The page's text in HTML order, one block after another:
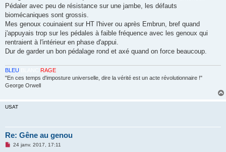
g
n
o
l
u
Pédaler avec peu de résistance sur une jambe, les défauts
biomécaniques sont grossis.
Mes genoux couinaient sur HT l'hiver ou après Embrun, bref quand
j'appuyais trop sur les pédales à faible fréquence avec les genoux qui
rentraient à l'intérieur en phase d'appui.
Dur de garder un bon pédalage rond et axé quand on force beaucoup.
BLEU
RAGE
"En ces temps d'imposture universelle, dire la vérité est un acte révolutionnaire !"
George Orwell
USAT
Re: Gêne au genou
M24 janv. 2017, 17:11